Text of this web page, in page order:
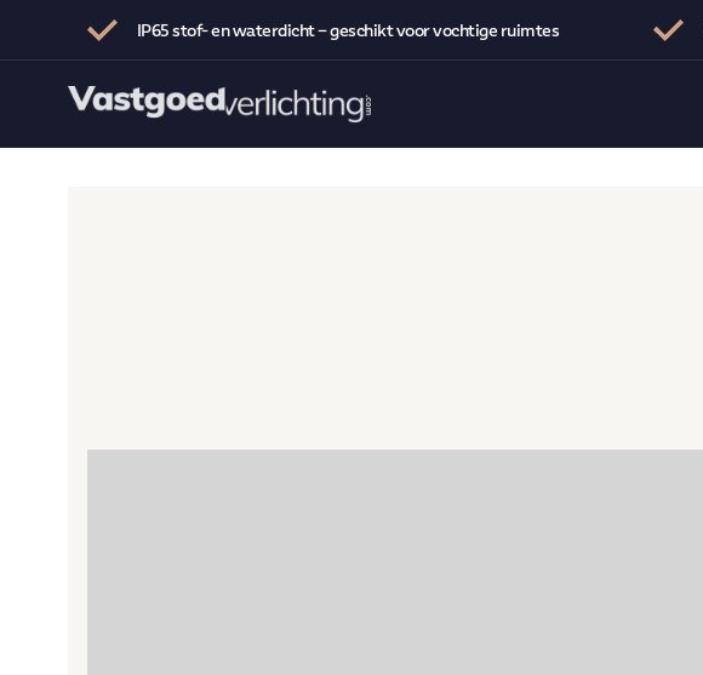
IP65 stof- en waterdicht – geschikt voor vochtige ruimtes
Blog